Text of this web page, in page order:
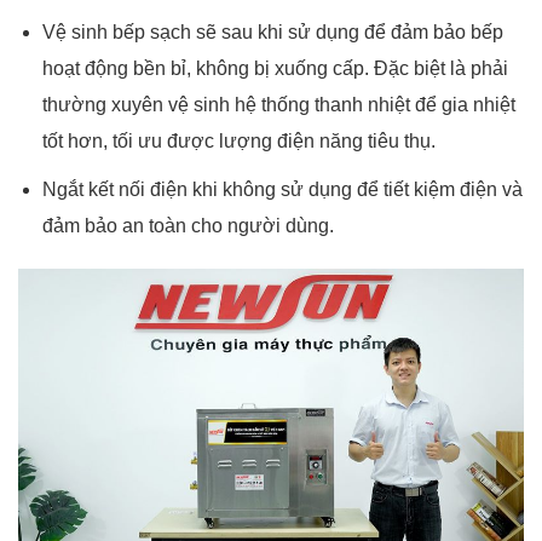
Vệ sinh bếp sạch sẽ sau khi sử dụng để đảm bảo bếp
hoạt động bền bỉ, không bị xuống cấp. Đặc biệt là phải
thường xuyên vệ sinh hệ thống thanh nhiệt để gia nhiệt
tốt hơn, tối ưu được lượng điện năng tiêu thụ.
Ngắt kết nối điện khi không sử dụng để tiết kiệm điện và
đảm bảo an toàn cho người dùng.